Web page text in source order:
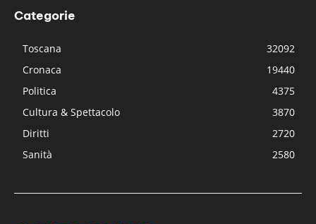
Categorie
Toscana
32092
Cronaca
19440
Politica
4375
Cultura & Spettacolo
3870
Diritti
2720
Sanità
2580